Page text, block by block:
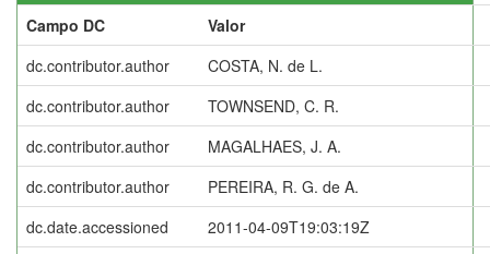
Campo DC
Valor
dc.contributor.author
COSTA, N. de L.
dc.contributor.author
TOWNSEND, C. R.
dc.contributor.author
MAGALHAES, J. A.
dc.contributor.author
PEREIRA, R. G. de A.
dc.date.accessioned
2011-04-09T19:03:19Z